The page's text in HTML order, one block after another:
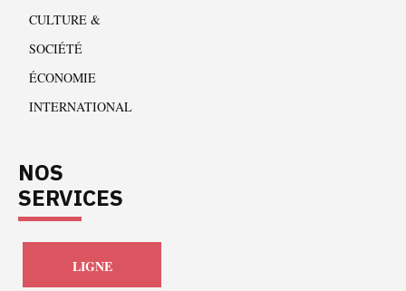
CULTURE &
SOCIÉTÉ
ÉCONOMIE
INTERNATIONAL
NOS
SERVICES
LIGNE